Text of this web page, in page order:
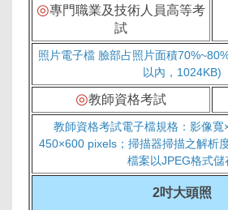
◎專門職業及技術人員高等考
試
照片電子檔 臉部占照片面積
以內，1024KB)
◎教師資格考試
教師資格考試電子檔規格：影像寬
450×600 pixels；掃描器掃描之解析
檔案以JPEG格式儲
2吋大頭照